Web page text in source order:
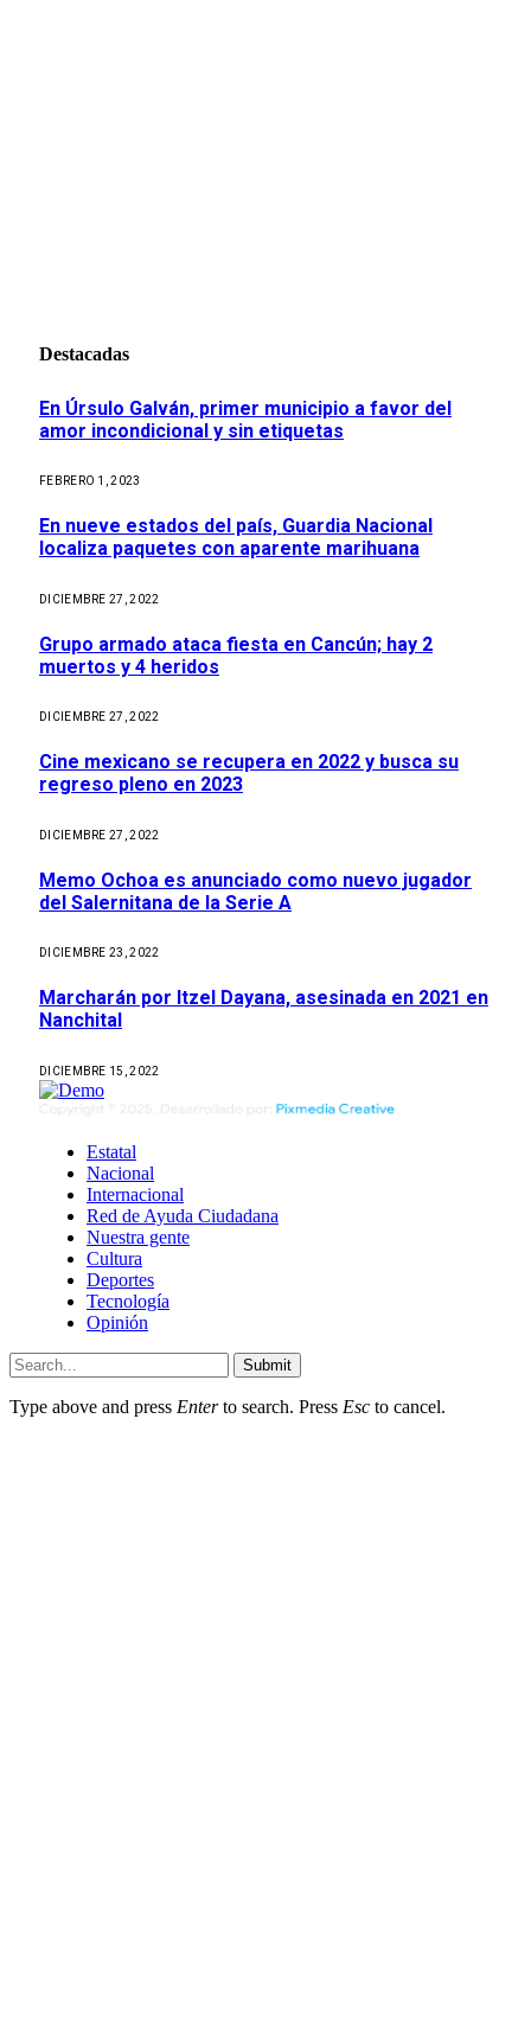
Destacadas
En Úrsulo Galván, primer municipio a favor del
amor incondicional y sin etiquetas
FEBRERO 1, 2023
En nueve estados del país, Guardia Nacional
localiza paquetes con aparente marihuana
DICIEMBRE 27, 2022
Grupo armado ataca fiesta en Cancún; hay 2
muertos y 4 heridos
DICIEMBRE 27, 2022
Cine mexicano se recupera en 2022 y busca su
regreso pleno en 2023
DICIEMBRE 27, 2022
Memo Ochoa es anunciado como nuevo jugador
del Salernitana de la Serie A
DICIEMBRE 23, 2022
Marcharán por Itzel Dayana, asesinada en 2021 en
Nanchital
DICIEMBRE 15, 2022
Estatal
Nacional
Internacional
Red de Ayuda Ciudadana
Nuestra gente
Cultura
Deportes
Tecnología
Opinión
Submit
Type above and press Enterto search. Press Esc to cancel.